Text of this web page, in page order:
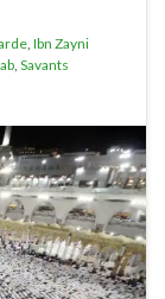
Ibn Zayni
Savants